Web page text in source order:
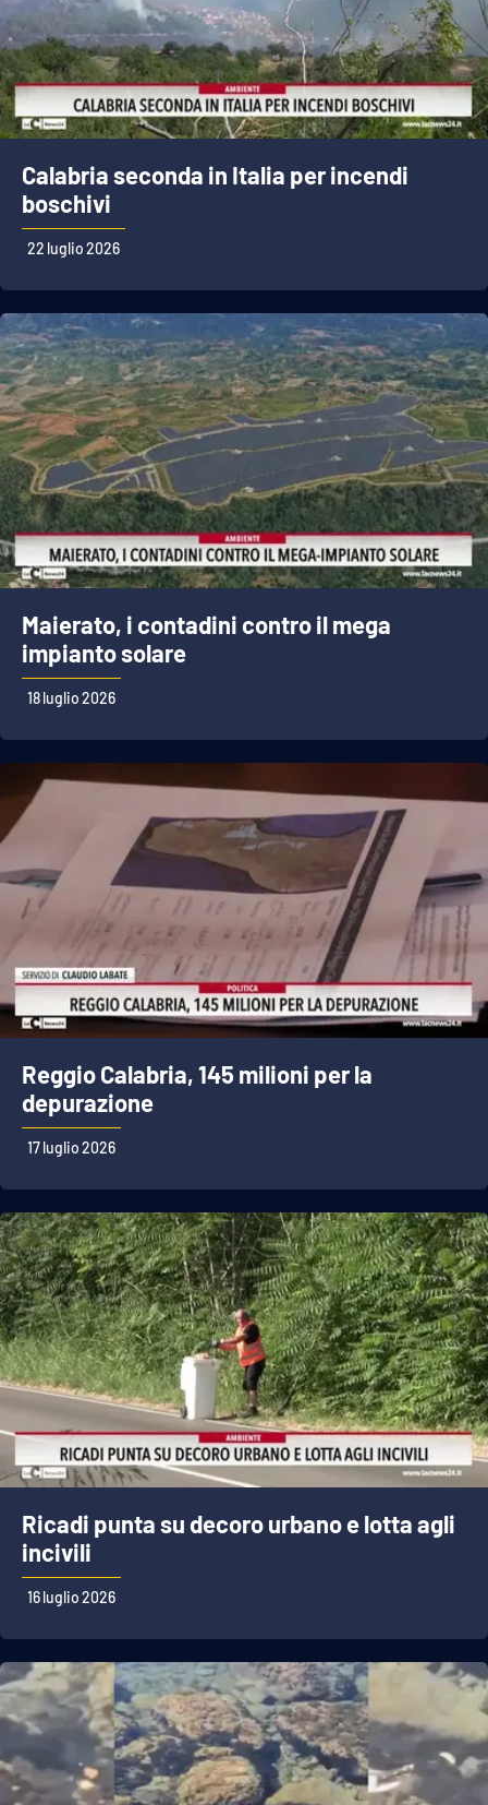
Calabria seconda in Italia per incendi
boschivi
22 luglio 2026
Maierato, i contadini contro il mega
impianto solare
18 luglio 2026
Reggio Calabria, 145 milioni per la
depurazione
17 luglio 2026
Ricadi punta su decoro urbano e lotta agli
incivili
16 luglio 2026